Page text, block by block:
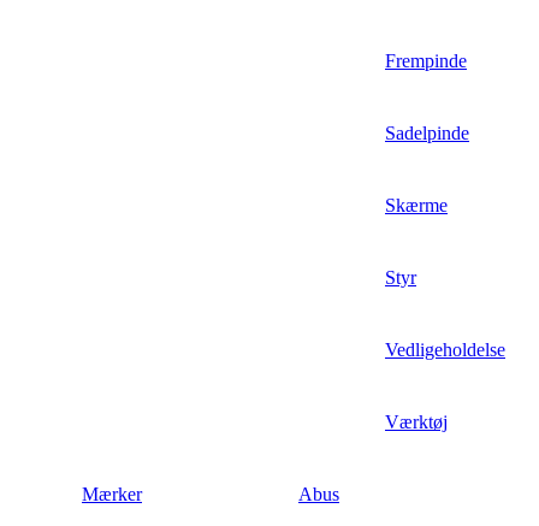
Frempinde
Sadelpinde
Skærme
Styr
Vedligeholdelse
Værktøj
Mærker Abus